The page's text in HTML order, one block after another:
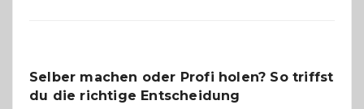
Herausforderungen
und
Selber machen oder Profi holen? So triffst
du die richtige Entscheidung